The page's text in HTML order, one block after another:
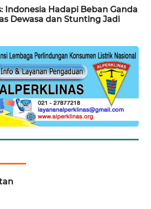
Indonesia Hadapi Beban Ganda
Dewasa dan Stunting Jadi